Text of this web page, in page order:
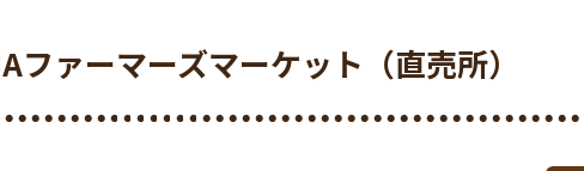
ファーマーズマーケット（直売所）